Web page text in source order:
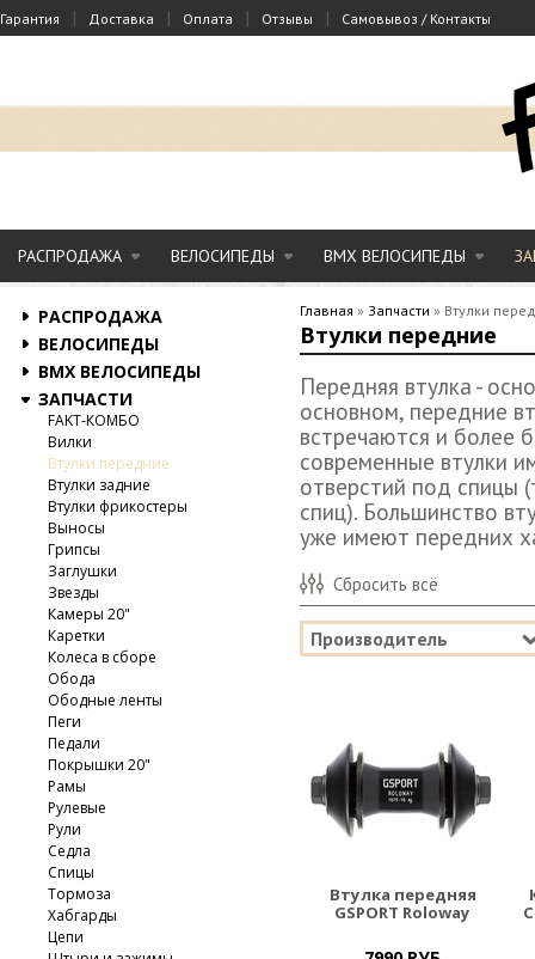
Гарантия | Доставка | Оплата | Отзывы | Самовывоз / Контакты
РАСПРОДАЖА ВЕЛОСИПЕДЫ BMX ВЕЛОСИПЕДЫ
РАСПРОДАЖА
ВЕЛОСИПЕДЫ
BMX ВЕЛОСИПЕДЫ
ЗАПЧАСТИ
FAKT-КОМБО
Вилки
Втулки передние
Втулки задние
Втулки фрикостеры
Выносы
Грипсы
Заглушки
Звезды
Камеры 20"
Каретки
Колеса в сборе
Обода
Ободные ленты
Пеги
Педали
Покрышки 20"
Рамы
Рулевые
Рули
Седла
Спицы
Тормоза
Хабгарды
Цепи
Главная » Запчасти » Втулки
Втулки передние
Передняя втулка -
основном, передние
встречаются и более
современные втулки
отверстий под спицы
спиц). Большинство
уже имеют передних
Сбросить всё
Производитель
Втулка передняя
GSPORT Roloway